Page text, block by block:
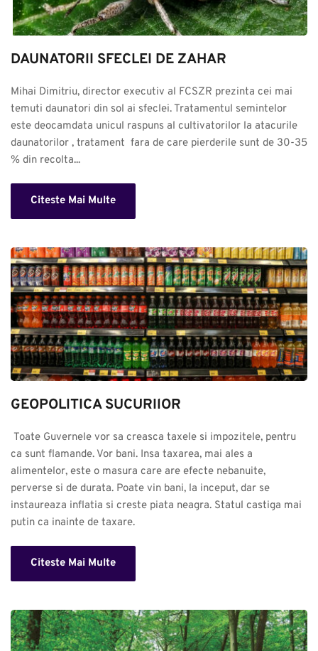
DAUNATORII SFECLEI DE ZAHAR
Mihai Dimitriu, director executiv al FCSZR prezinta cei mai
temuti daunatori din sol ai sfeclei. Tratamentul semintelor
este deocamdata unicul raspuns al cultivatorilor la atacurile
daunatorilor , tratament  fara de care pierderile sunt de 30-35
% din recolta...
Citeste Mai Multe
GEOPOLITICA SUCURIlOR
ca sunt flamande. Vor bani. Insa taxarea, mai ales a
alimentelor, este o masura care are efecte nebanuite,
perverse si de durata. Poate vin bani, la inceput, dar se
instaureaza inflatia si creste piata neagra. Statul castiga mai
putin ca inainte de taxare.
Citeste Mai Multe